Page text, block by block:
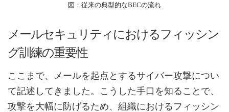
図：従来の典型的なBECの流れ
メールセキュリティにおけるフィッシン
グ訓練の重要性
ここまで、メールを起点とするサイバー攻撃につい
て記述してきました。こうした手口を知ることで、
攻撃を大幅に防げるため、組織におけるフィッシン